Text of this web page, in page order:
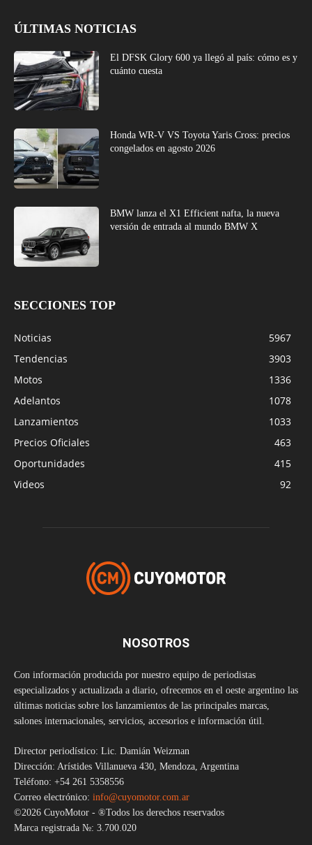
ÚLTIMAS NOTICIAS
El DFSK Glory 600 ya llegó al país: cómo es y
cuánto cuesta
Honda WR-V VS Toyota Yaris Cross: precios
congelados en agosto 2026
BMW lanza el X1 Efficient nafta, la nueva
versión de entrada al mundo BMW X
SECCIONES TOP
Noticias
5967
Tendencias
3903
Motos
1336
Adelantos
1078
Lanzamientos
1033
Precios Oficiales
463
Oportunidades
415
Videos
92
NOSOTROS
Con información producida por nuestro equipo de periodistas
especializados y actualizada a diario, ofrecemos en el oeste argentino las
últimas noticias sobre los lanzamientos de las principales marcas,
salones internacionales, servicios, accesorios e información útil.
Director periodístico: Lic. Damián Weizman
Dirección: Arístides Villanueva 430, Mendoza, Argentina
Teléfono: +54 261 5358556
Correo electrónico: info@cuyomotor.com.ar
©2026 CuyoMotor - ®Todos los derechos reservados
Marca registrada №: 3.700.020